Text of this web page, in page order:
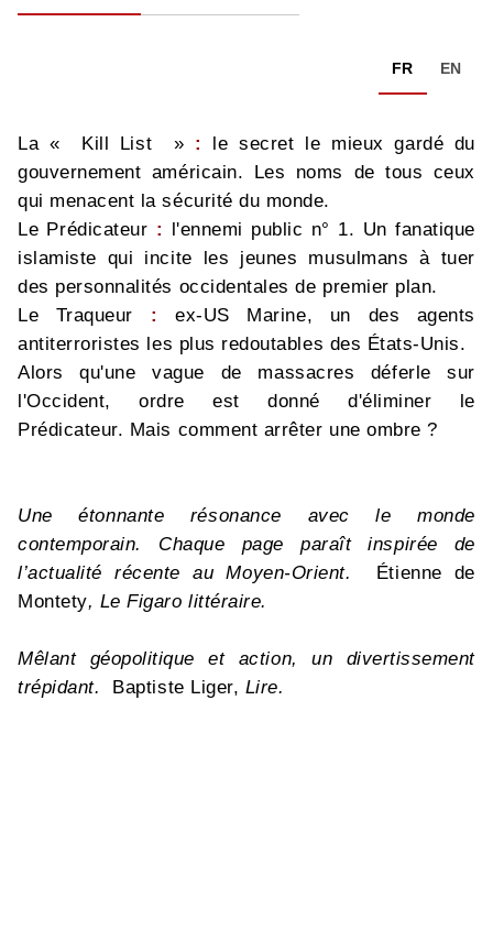
FR EN
La « Kill List » :
le secret le mieux gardé du
gouvernement américain. Les noms de tous ceux
qui menacent la sécurité du monde.
Le Prédicateur :
l'ennemi public n° 1. Un fanatique
islamiste qui incite les jeunes musulmans à tuer
des personnalités occidentales de premier plan.
Le Traqueur :
ex-US Marine, un des agents
antiterroristes les plus redoutables des États-Unis.
Alors qu'une vague de massacres déferle sur
l'Occident, ordre est donné d'éliminer le
Prédicateur. Mais comment arrêter une ombre ?
Une étonnante résonance avec le monde
contemporain. Chaque page paraît inspirée de
l’actualité récente au Moyen-Orient.
Étienne de
Montety, Le Figaro littéraire.
Mêlant géopolitique et action, un divertissement
trépidant.
Baptiste Liger, Lire.